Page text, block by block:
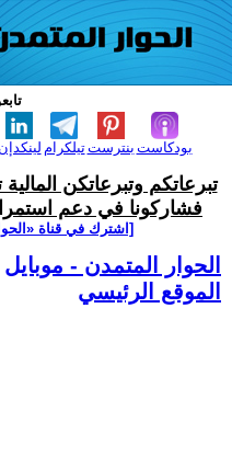
لينكدإن تيلكرامبنترست بودكاست
تبرعاتكم وتبرعاتكن
فشاركونا في دعم
[اشترك في قناة
الحوار المتمدن - موبايل
الموقع الرئيسي